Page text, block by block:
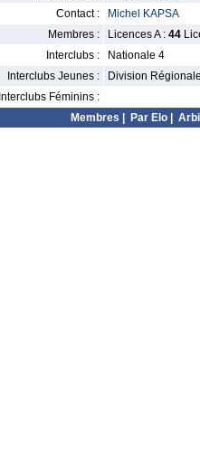
Contact :
Michel KAPSA
Membres :
Licences A : 44
Interclubs :
Nationale 4
Interclubs Jeunes :
Division
Interclubs Féminins :
Membres
Par Elo